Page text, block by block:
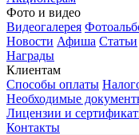
Фото и видео
Видеогалерея
Новости Афиша Статьи
Награды
Клиентам
Способы оплаты
Необходимые
Лицензии и
Контакты